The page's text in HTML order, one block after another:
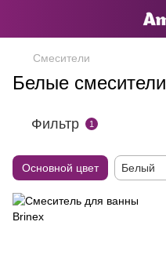
Смесители
Белые смесители
Фильтр 1
Основной цвет Белый